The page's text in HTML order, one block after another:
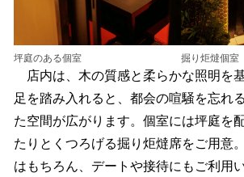
坪庭のある個室 掘り炬燵個室
店内は、木の質感と柔らかな照明を
足を踏み入れると、都会の喧騒を忘れ
た空間が広がります。個室には坪庭を
たりとくつろげる掘り炬燵席をご用意
はもちろん、デートや接待にもご利用